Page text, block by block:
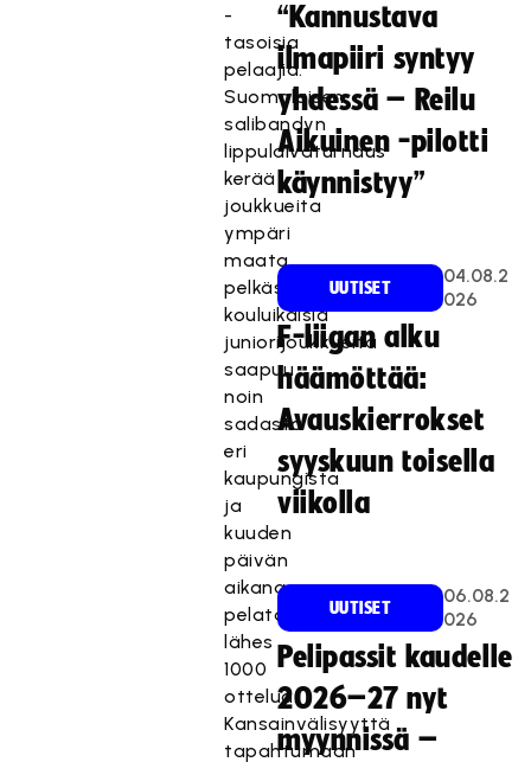
-
tasoisia
pelaajia.
Suomalaisen
salibandyn
lippulaivaturnaus
kerää
joukkueita
ympäri
maata,
pelkästään
kouluikäisiä
juniorijoukkueita
saapuu
noin
sadasta
eri
kaupungista
ja
kuuden
päivän
aikana
pelataan
lähes
1000
ottelua.
Kansainvälisyyttä
tapahtumaan
“Kannustava
ilmapiiri syntyy
yhdessä – Reilu
Aikuinen -pilotti
käynnistyy”
UUTISET
04.08.2
026
F-liigan alku
häämöttää:
Avauskierrokset
syyskuun toisella
viikolla
UUTISET
06.08.2
026
Pelipassit kaudelle
2026–27 nyt
myynnissä –